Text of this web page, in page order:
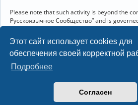
Этот сайт использует cookies для
обеспечения своей корректной
Подробнее
Согласен
Please note that such activity is beyond the
Русскоязычное Сообщество” and is
and terms of service of the respective
you to review the privacy and cookie policies
you interact with through embedded content.
Linux 6.18.40-1-lts x86_64 GNU/Linux 2026-
Название и логотип Arch Linux ™ являются
Linux ® — зарегистрированная торговая